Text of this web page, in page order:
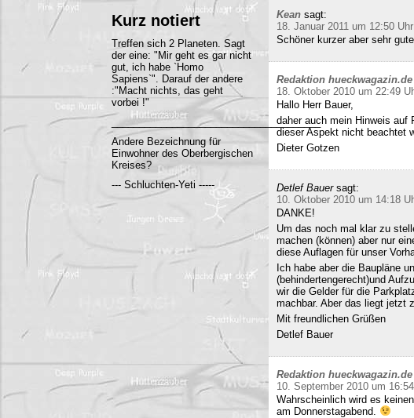
Kurz notiert
Treffen sich 2 Planeten. Sagt
der eine: "Mir geht es gar nicht
gut, ich habe `Homo
Sapiens`". Darauf der andere
:"Macht nichts, das geht
vorbei !"
______________________________________
Andere Bezeichnung für
Einwohner des Oberbergischen
Kreises?
--- Schluchten-Yeti -----
Kean sagt:
18. Januar 2011 um 12:50 Uhr
Schöner kurzer aber sehr
Redaktion hueckwagazin.de
18. Oktober 2010 um 22:49
Hallo Herr Bauer,
daher auch mein Hinweis auf
dieser Aspekt nicht beachtet
Dieter Gotzen
Detlef Bauer sagt:
10. Oktober 2010 um 14:18
DANKE!
Um das noch mal klar zu
machen (können) aber nur
diese Auflagen für unser
Ich habe aber die Baupläne
(behindertengerecht)und
wir die Gelder für die
machbar. Aber das liegt jetzt
Mit freundlichen Grüßen
Detlef Bauer
Redaktion hueckwagazin.de
10. September 2010 um
Wahrscheinlich wird es
am Donnerstagabend.